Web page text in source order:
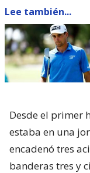
Lee también...
Desde el primer
estaba en una
encadenó tres
banderas tres y